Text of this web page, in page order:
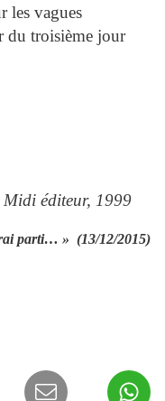
les vagues
du troisième jour
Midi éditeur, 1999
parti… » (13/12/2015)